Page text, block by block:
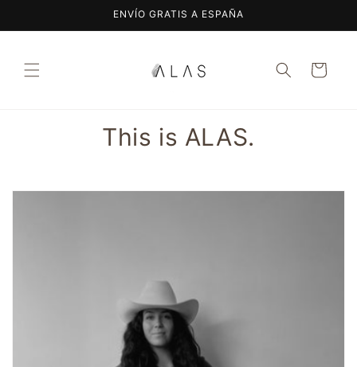
al contenido
ENVÍO GRATIS A ESPAÑA
Carrito
This is ALAS.